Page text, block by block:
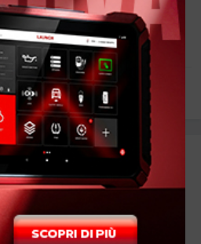
con una ford fiesta del 2007
tasto interno, con il radiocomando